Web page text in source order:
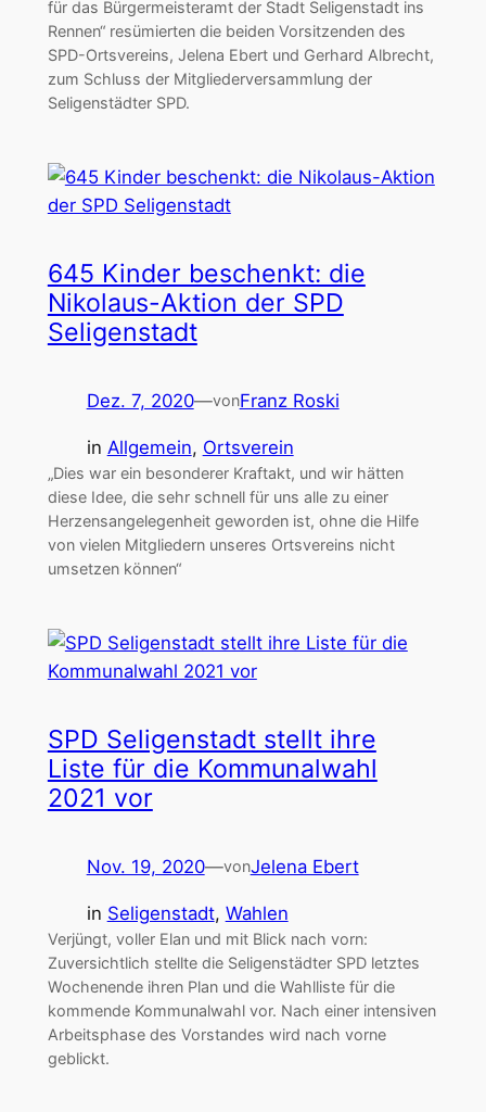
für das Bürgermeisteramt der Stadt Seligenstadt ins
Rennen“ resümierten die beiden Vorsitzenden des
SPD-Ortsvereins, Jelena Ebert und Gerhard Albrecht,
zum Schluss der Mitgliederversammlung der
Seligenstädter SPD.
645 Kinder beschenkt: die
Nikolaus-Aktion der SPD
Seligenstadt
Dez. 7, 2020—vonFranz Roski
in Allgemein, Ortsverein
„Dies war ein besonderer Kraftakt, und wir hätten
diese Idee, die sehr schnell für uns alle zu einer
Herzensangelegenheit geworden ist, ohne die Hilfe
von vielen Mitgliedern unseres Ortsvereins nicht
umsetzen können“
SPD Seligenstadt stellt ihre
Liste für die Kommunalwahl
2021 vor
Nov. 19, 2020—vonJelena Ebert
in Seligenstadt, Wahlen
Verjüngt, voller Elan und mit Blick nach vorn:
Zuversichtlich stellte die Seligenstädter SPD letztes
Wochenende ihren Plan und die Wahlliste für die
kommende Kommunalwahl vor. Nach einer intensiven
Arbeitsphase des Vorstandes wird nach vorne
geblickt.